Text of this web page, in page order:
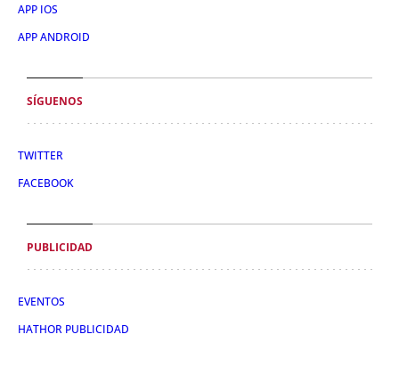
APP IOS
APP ANDROID
SÍGUENOS
TWITTER
FACEBOOK
PUBLICIDAD
EVENTOS
HATHOR PUBLICIDAD